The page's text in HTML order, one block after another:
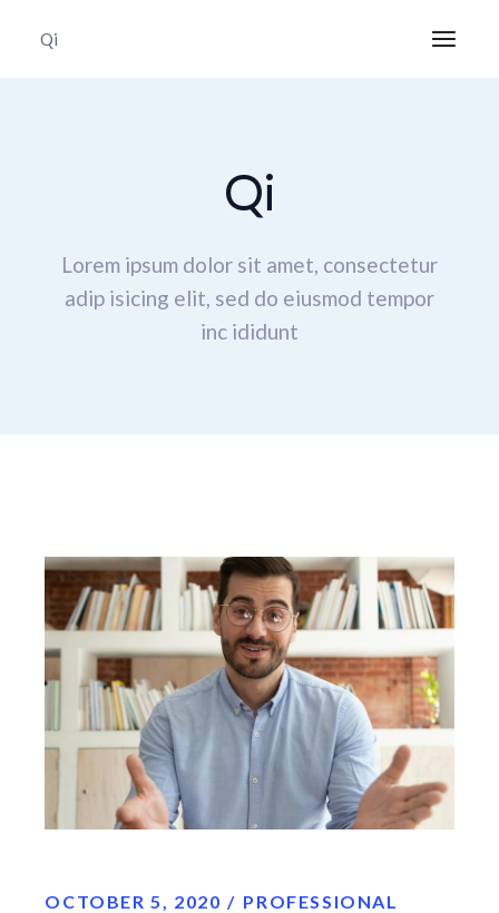
Qi
Qi
Lorem ipsum dolor sit amet, consectetur
adip isicing elit, sed do eiusmod tempor
inc ididunt
OCTOBER 5, 2020 PROFESSIONAL